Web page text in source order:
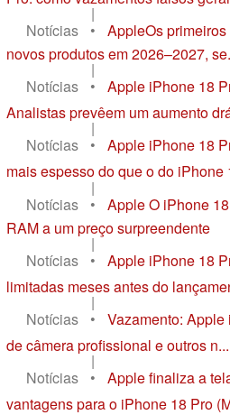
|
Notícias
•
AppleOs
novos produtos em 2026–2027,
|
Notícias
•
Apple iPhone 18
Analistas prevêem um aumento
|
Notícias
•
Apple iPhone 18
mais espesso do que o do iPhone
|
Notícias
•
Apple O iPhone
RAM a um preço surpreendente
|
Notícias
•
Apple iPhone 18
limitadas meses antes do
|
Notícias
•
Vazamento:
de câmera profissional e outros n...
|
Notícias
•
Apple finaliza a
vantagens para o iPhone 18 Pro